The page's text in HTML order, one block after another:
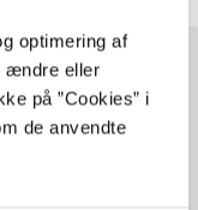
optimering af
ændre eller
på ”Cookies” i
de anvendte